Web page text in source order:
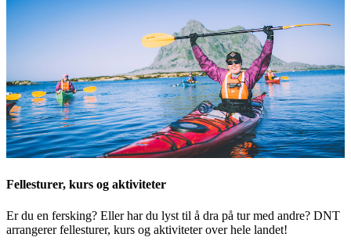
Fellesturer, kurs og aktiviteter
Er du en fersking? Eller har du lyst til å dra på tur med andre? DNT
arrangerer fellesturer, kurs og aktiviteter over hele landet!